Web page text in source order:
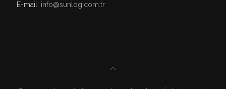
E-mail: info@sunlog.com.tr